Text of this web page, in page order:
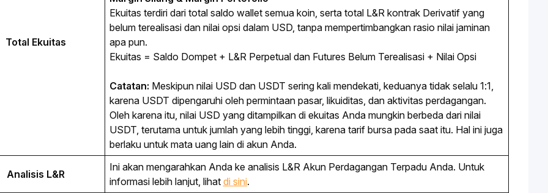
Total Ekuitas
Ekuitas terdiri dari total saldo wallet semua koin, serta total L&R kontrak Derivatif yang
belum terealisasi dan nilai opsi dalam USD, tanpa mempertimbangkan rasio nilai jaminan
apa pun.
Ekuitas = Saldo Dompet + L&R Perpetual dan Futures Belum Terealisasi + Nilai Opsi
Catatan: Meskipun nilai USD dan USDT sering kali mendekati, keduanya tidak selalu 1:1,
karena USDT dipengaruhi oleh permintaan pasar, likuiditas, dan aktivitas perdagangan.
Oleh karena itu, nilai USD yang ditampilkan di ekuitas Anda mungkin berbeda dari nilai
USDT, terutama untuk jumlah yang lebih tinggi, karena tarif bursa pada saat itu. Hal ini juga
berlaku untuk mata uang lain di akun Anda.
Analisis L&R
Ini akan mengarahkan Anda ke analisis L&R Akun Perdagangan Terpadu Anda. Untuk
informasi lebih lanjut, lihat di sini.